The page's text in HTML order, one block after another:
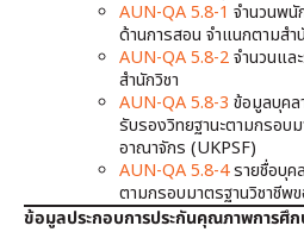
AUN-QA 5.8-1 จำนวนพนั
ด้านการสอน จำแนกตามสำ
AUN-QA 5.8-2จำนวนแล
สำนักวิชา
AUN-QA 5.8-3 ข้อมูลบุคล
รับรองวิทยฐานะตามกรอบ
อาณาจักร (UKPSF)
AUN-QA 5.8-4รายชื่อบุค
ตามกรอบมาตรฐานวิชาชีพ
ข้อมูลประกอบการประกันคุณภาพการศึ